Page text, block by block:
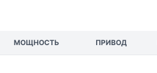
МОЩНОСТЬ ПРИВОД